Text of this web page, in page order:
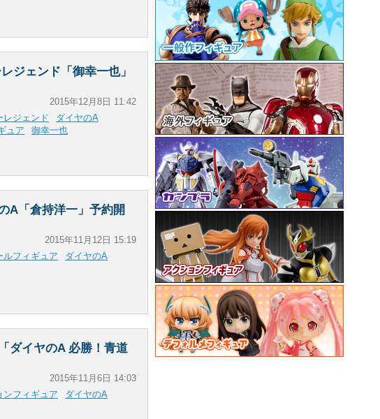
ジェンド「御幸一也」
2015年12月8日 11:42
レジェンド
ダイヤのA
ュア 御幸一也
A「倉持洋一」予約開
2015年11月12日 15:19
ルフィギュア
ダイヤのA
ダイヤのA 必勝！青道
2015年11月6日 14:03
ンフィギュア
ダイヤのA